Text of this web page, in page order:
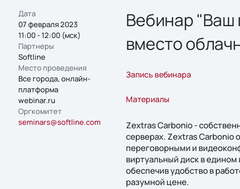
Дата
07 февраля 2023
11:00 - 12:00 (мск)
Партнеры
Softline
Место проведения
Все города, онлайн-
платформа
webinar.ru
Оргкомитет
seminars@softline.com
Вебинар "Ваш
вместо
Запись вебинара
Материалы
Zextras Carbonio -
серверах. Zextras Carbonio
переговорными и
виртуальный диск в
обеспечив удобство в
разумной цене.